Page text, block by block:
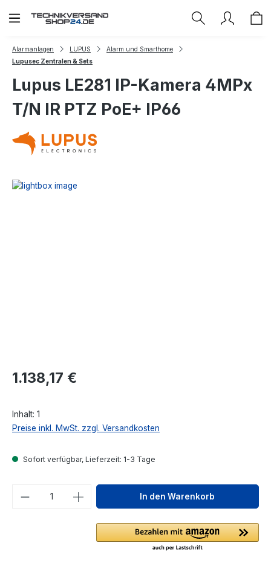
Zum Hauptinhalt springen
Alarmanlagen LUPUS
Alarm und Smarthome
Lupusec Zentralen & Sets
Lupus LE281 IP-Kamera 4MPx
T/N IR PTZ PoE+ IP66
Regulärer Preis:
1.138,17 €
Inhalt: 1
Preise inkl. MwSt. zzgl. Versandkosten
Sofort verfügbar, Lieferzeit: 1-3 Tage
Produkt Anzahl: Gib denIn den Warenkorb